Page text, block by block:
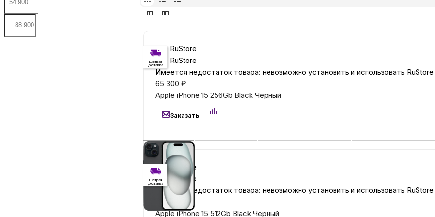
Без RuStore
Без RuStore
Имеется недостаток товара: невозможно установить и использовать RuStore
Быстрая
доставка
65 300 ₽
Apple iPhone 15 256Gb Black Черный
Заказать
Без RuStore
Без RuStore
Имеется недостаток товара: невозможно установить и использовать RuStore
Быстрая
доставка
79 500
Apple iPhone 15 512Gb Black Черный